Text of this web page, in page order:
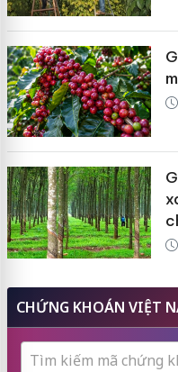
CHỨNG KHOÁN VIỆT
Tìm kiếm mã chứng